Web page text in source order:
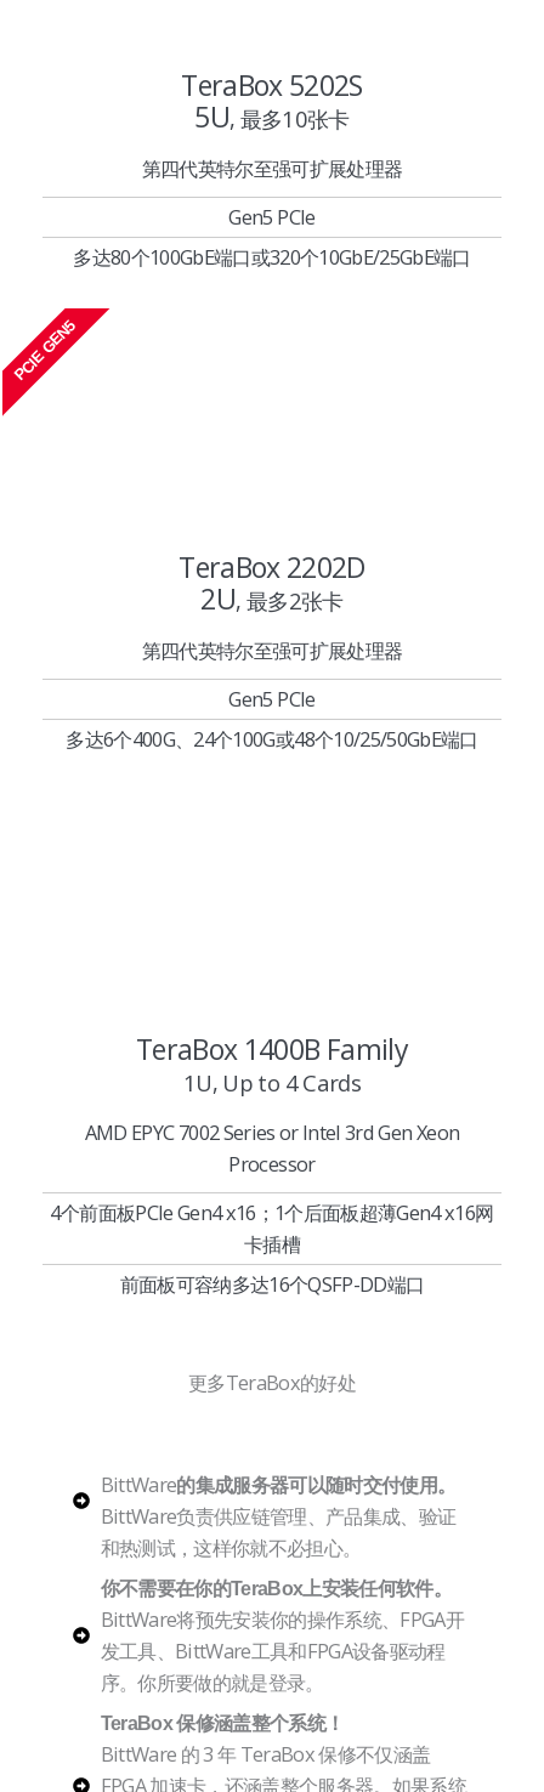
TeraBox 5202S
5U, 最多10张卡
第四代英特尔至强可扩展处理器
Gen5 PCIe
多达80个100GbE端口或320个10GbE/25GbE端口
TeraBox 2202D
2U, 最多2张卡
第四代英特尔至强可扩展处理器
Gen5 PCIe
多达6个400G、24个100G或48个10/25/50GbE端口
PCIE GEN5
TeraBox 1400B Family
1U, Up to 4 Cards
AMD EPYC 7002 Series or Intel 3rd Gen Xeon
Processor
4个前面板PCIe Gen4 x16；1个后面板超薄Gen4 x16网
卡插槽
前面板可容纳多达16个QSFP-DD端口
更多TeraBox的好处
BittWare的集成服务器可以随时交付使用。
BittWare负责供应链管理、产品集成、验证
和热测试，这样你就不必担心。
你不需要在你的TeraBox上安装任何软件。
BittWare将预先安装你的操作系统、FPGA开
发工具、BittWare工具和FPGA设备驱动程
序。你所要做的就是登录。
TeraBox 保修涵盖整个系统！
BittWare 的 3 年 TeraBox 保修不仅涵盖
FPGA 加速卡，还涵盖整个服务器。如果系统